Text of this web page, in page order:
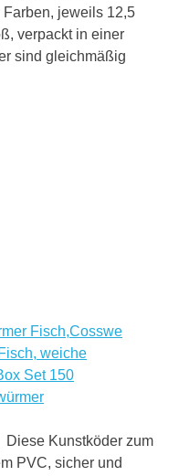
jeweils 12,5
verpackt in einer
sind gleichmäßig
Fisch,Cosswe
weiche
Set 150
Diese Kunstköder zum
PVC, sicher und